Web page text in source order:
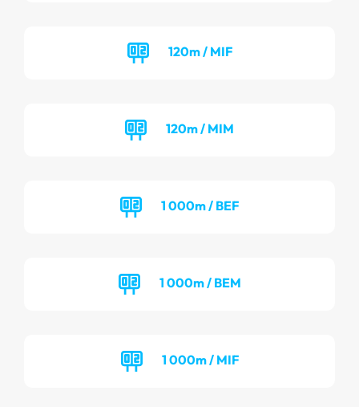
120m / MIF
120m / MIM
1 000m / BEF
1 000m / BEM
1 000m / MIF